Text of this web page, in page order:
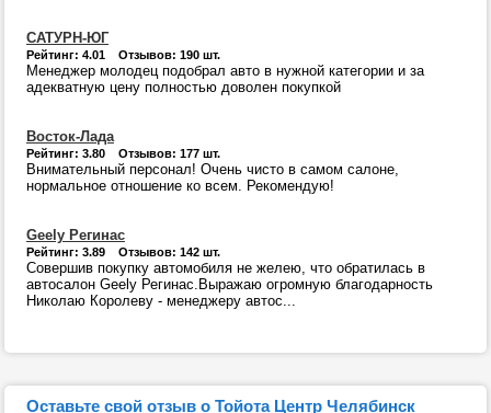
САТУРН-ЮГ
Рейтинг: 4.01 Отзывов: 190 шт.
Менеджер молодец подобрал авто в нужной категории и за
адекватную цену полностью доволен покупкой
Восток-Лада
Рейтинг: 3.80 Отзывов: 177 шт.
Внимательный персонал! Очень чисто в самом салоне,
нормальное отношение ко всем. Рекомендую!
Geely Регинас
Рейтинг: 3.89 Отзывов: 142 шт.
Совершив покупку автомобиля не желею, что обратилась в
автосалон Geely Регинас.Выражаю огромную благодарность
Николаю Королеву - менеджеру автос...
Оставьте свой отзыв о Тойота Центр Челябинск